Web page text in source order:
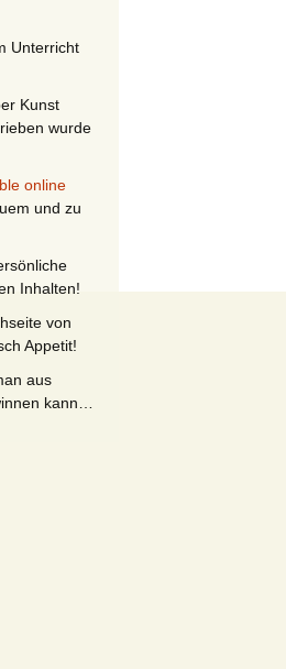
Unterricht
Kunst
wurde
online
und zu
Inhalten!
von
Appetit!
aus
kann…